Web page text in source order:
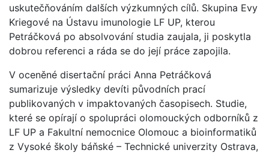
uskutečňováním dalších výzkumných cílů. Skupina Evy
Kriegové na Ústavu imunologie LF UP, kterou
Petráčková po absolvování studia zaujala, ji poskytla
dobrou referenci a ráda se do její práce zapojila.
V oceněné disertační práci Anna Petráčková
sumarizuje výsledky devíti původních prací
publikovaných v impaktovaných časopisech. Studie,
které se opírají o spolupráci olomouckých odborníků z
LF UP a Fakultní nemocnice Olomouc a bioinformatiků
z Vysoké školy báňské – Technické univerzity Ostrava,